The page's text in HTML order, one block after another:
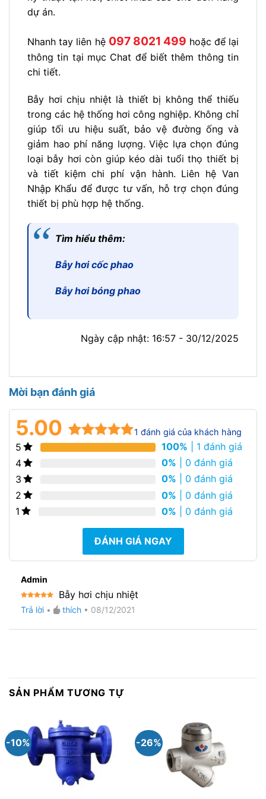
dự án.
Nhanh tay liên hệ 097 8021 499 hoặc để lại
thông tin tại mục Chat để biết thêm thông tin
chi tiết.
Bẫy hơi chịu nhiệt là thiết bị không thể thiếu
trong các hệ thống hơi công nghiệp. Không chỉ
giúp tối ưu hiệu suất, bảo vệ đường ống và
giảm hao phí năng lượng. Việc lựa chọn đúng
loại bẫy hơi còn giúp kéo dài tuổi thọ thiết bị
và tiết kiệm chi phí vận hành. Liên hệ Van
Nhập Khẩu để được tư vấn, hỗ trợ chọn đúng
thiết bị phù hợp hệ thống.
Tìm hiểu thêm:
Bẫy hơi cốc phao
Bẫy hơi bóng phao
Ngày cập nhật: 16:57 - 30/12/2025
Mời bạn đánh giá
5.00 1 đánh giá của khách hàng
5 100% | 1 đánh giá
4
0% | 0 đánh giá
3
0% | 0 đánh giá
2
0% | 0 đánh giá
1
0% | 0 đánh giá
ĐÁNH GIÁ NGAY
Admin
Được xếp
hạng55
Bẫy hơi chịu nhiệt
Trả lời • thích • 08/12/2021
SẢN PHẨM TƯƠNG TỰ
-10% -26%